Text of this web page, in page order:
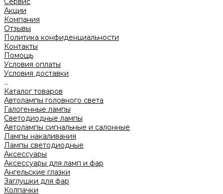
Акции
Компания
Отзывы
Политика конфиденциальности
Контакты
Помощь
Условия оплаты
Условия доставки
...
Каталог товаров
Автолампы головного света
Галогенные лампы
Светодиодные лампы
Автолампы сигнальные и салонные
Лампы накаливания
Лампы светодиодные
Аксессуары
Аксессуары для ламп и фар
Ангельские глазки
Заглушки для фар
Колпачки